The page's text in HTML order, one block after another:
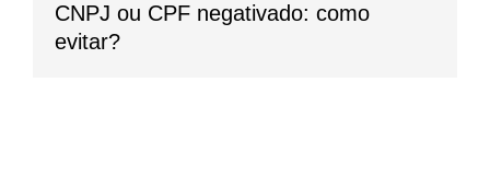
CNPJ ou CPF negativado: como
evitar?